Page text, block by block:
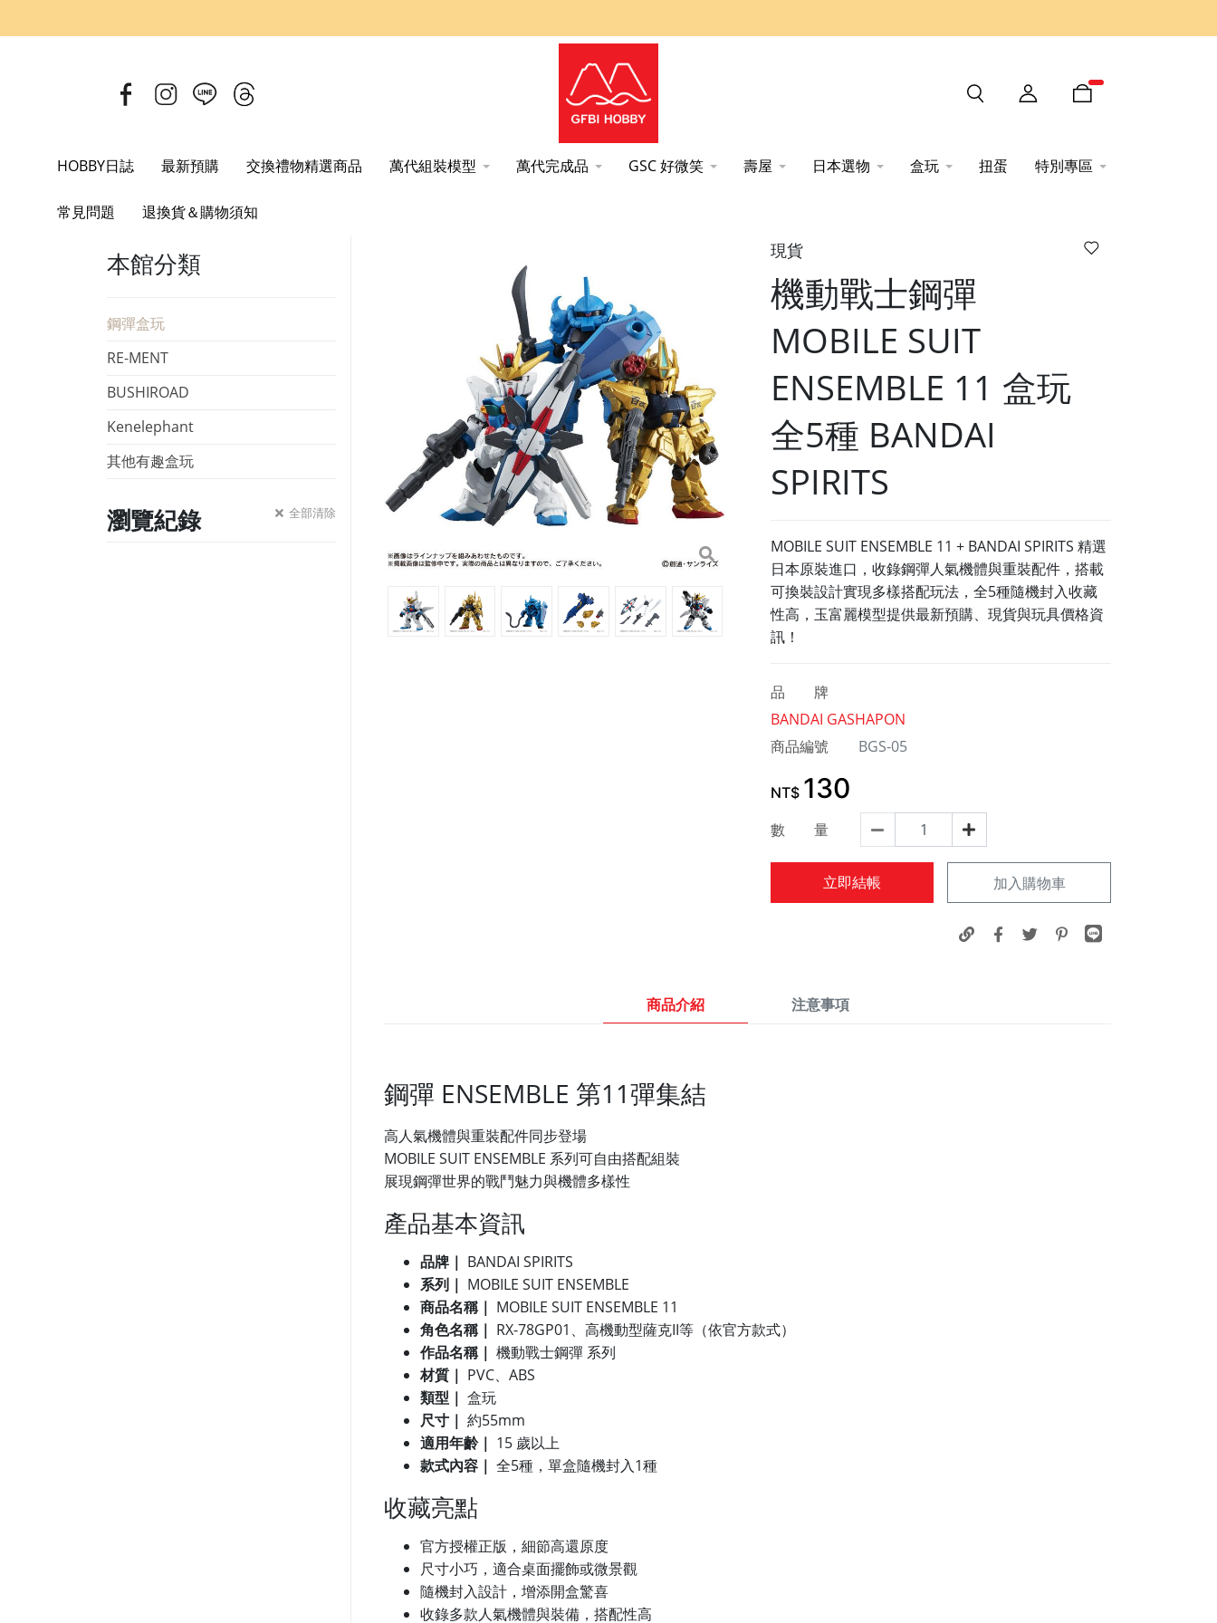
HOBBY日誌 最新預購 交換禮物精選商品 萬代組裝模型 萬代完成品 GSC 好微笑 壽屋 日本選物 盒玩 扭蛋 特別專區
常見問題 退換貨＆購物須知
Home 盒玩 鋼彈盒玩 機動戰士鋼彈 MOBILE SUIT ENSEMBLE 11 盒玩 全5種 BANDAI SPIRITS
本館分類
鋼彈盒玩
RE-MENT
BUSHIROAD
Kenelephant
其他有趣盒玩
瀏覽紀錄 全部清除
現貨
機動戰士鋼彈
MOBILE SUIT
ENSEMBLE 11 盒玩
全5種 BANDAI
SPIRITS
MOBILE SUIT ENSEMBLE 11 + BANDAI SPIRITS 精選
日本原裝進口，收錄鋼彈人氣機體與重裝配件，搭載
可換裝設計實現多樣搭配玩法，全5種隨機封入收藏
性高，玉富麗模型提供最新預購、現貨與玩具價格資
訊！
品 牌
BANDAI GASHAPON
商品編號
BGS-05
NT$ 130
數 量
立即結帳 加入購物車
商品介紹 注意事項
鋼彈 ENSEMBLE 第11彈集結
高人氣機體與重裝配件同步登場
MOBILE SUIT ENSEMBLE 系列可自由搭配組裝
展現鋼彈世界的戰鬥魅力與機體多樣性
產品基本資訊
品牌｜ BANDAI SPIRITS
系列｜ MOBILE SUIT ENSEMBLE
商品名稱｜ MOBILE SUIT ENSEMBLE 11
角色名稱｜ RX-78GP01、高機動型薩克II等（依官方款式）
作品名稱｜ 機動戰士鋼彈 系列
材質｜ PVC、ABS
類型｜ 盒玩
尺寸｜ 約55mm
適用年齡｜ 15 歲以上
款式內容｜ 全5種，單盒隨機封入1種
收藏亮點
官方授權正版，細節高還原度
尺寸小巧，適合桌面擺飾或微景觀
隨機封入設計，增添開盒驚喜
收錄多款人氣機體與裝備，搭配性高